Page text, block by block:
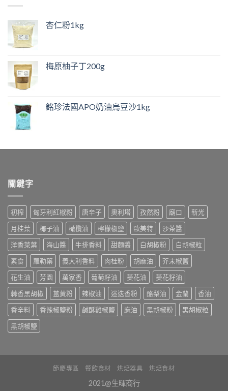
杏仁粉1kg
梅原柚子丁200g
銘珍法國APO奶油烏豆沙1kg
關鍵字
初榨 匈牙利紅椒粉 唐辛子 奧利塔 孜然粉 廟口
新光
月桂葉
椰子油 橄欖油 檸檬椒鹽 歐美特
沙茶醬
洋香菜葉
海山醬 牛排香料 甜麵醬 白胡椒粉
白胡椒粒
素食
羅勒葉 義大利香料 肉桂粉 胡麻油
芥末椒鹽
花生油
芳園 萬家香 葡萄籽油 葵花油
葵花籽油
蒜香黑胡椒
薑黃粉 辣椒油 迷迭香粉 酪梨油 金蘭
香油
香辛料
香辣椒鹽粉 鹹酥雞椒鹽 麻油 黑胡椒粉
黑胡椒粒
黑胡椒鹽
節慶專區 餐飲食材 烘焙器具 烘焙食材
2021@生暉商行